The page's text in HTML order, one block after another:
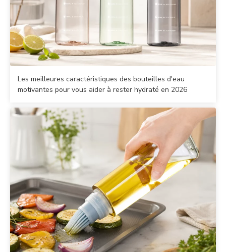
Les meilleures caractéristiques des bouteilles d'eau
motivantes pour vous aider à rester hydraté en 2026